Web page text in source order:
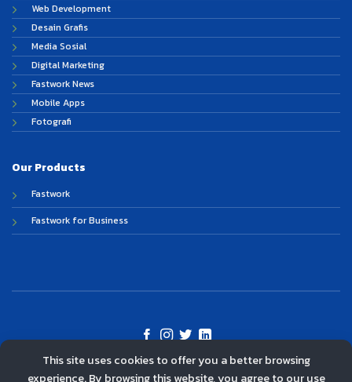
Web Development
Desain Grafis
Media Sosial
Digital Marketing
Fastwork News
Mobile Apps
Fotografi
Our Products
Fastwork
Fastwork for Business
©
This site uses cookies to offer you a better browsing
experience. By browsing this website, you agree to our use